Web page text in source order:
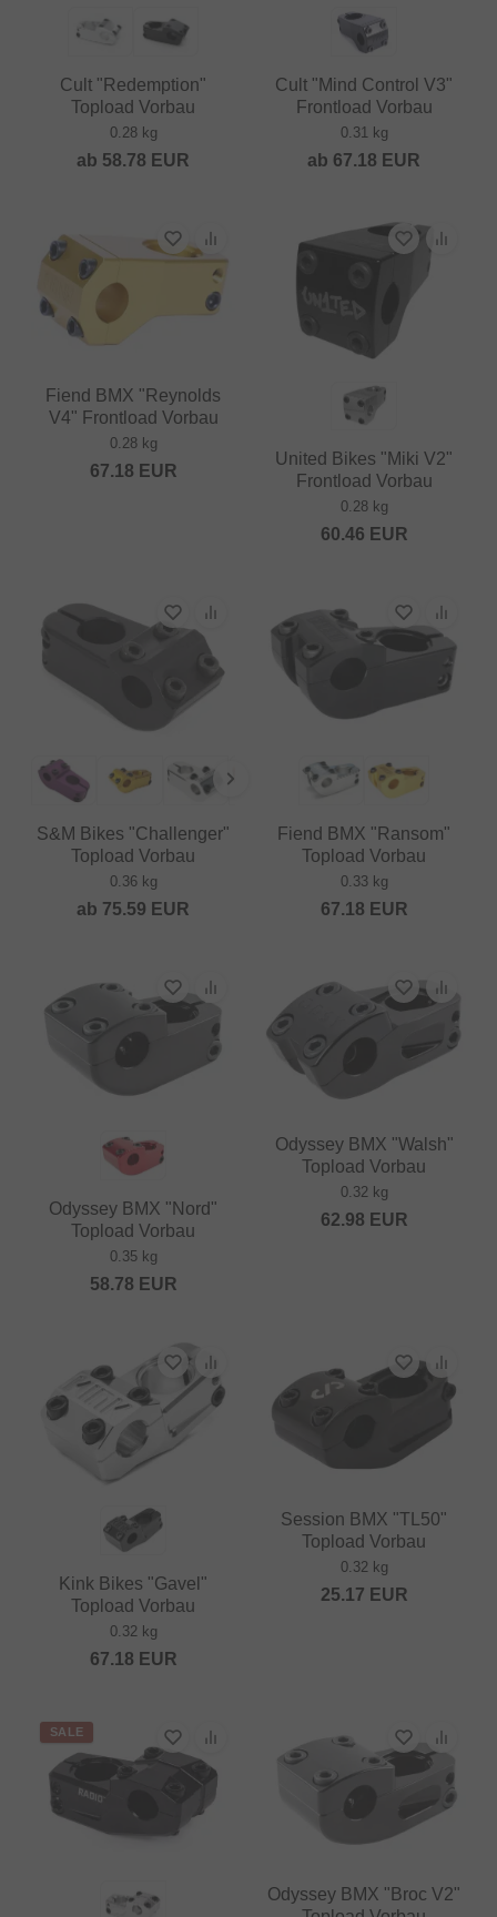
Cult "Redemption"
Topload Vorbau
0.28 kg
ab 58.78 EUR
Cult "Mind Control V3"
Frontload Vorbau
0.31 kg
ab 67.18 EUR
Fiend BMX "Reynolds
V4" Frontload Vorbau
0.28 kg
67.18 EUR
United Bikes "Miki V2"
Frontload Vorbau
0.28 kg
60.46 EUR
S&M Bikes "Challenger"
Topload Vorbau
0.36 kg
ab 75.59 EUR
Fiend BMX "Ransom"
Topload Vorbau
0.33 kg
67.18 EUR
Odyssey BMX "Nord"
Topload Vorbau
0.35 kg
58.78 EUR
Odyssey BMX "Walsh"
Topload Vorbau
0.32 kg
62.98 EUR
Kink Bikes "Gavel"
Topload Vorbau
0.32 kg
67.18 EUR
Session BMX "TL50"
Topload Vorbau
0.32 kg
25.17 EUR
SALE
Odyssey BMX "Broc V2"